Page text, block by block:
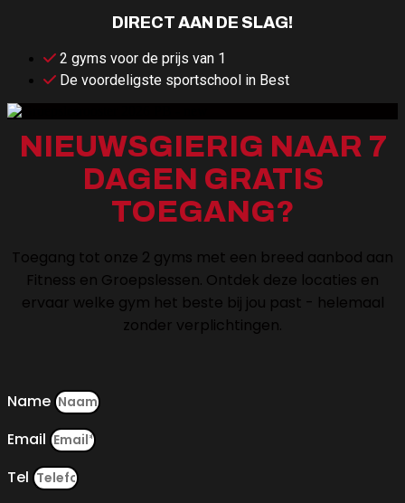
DIRECT AAN DE SLAG!
2 gyms voor de prijs van 1
De voordeligste sportschool in Best
NIEUWSGIERIG NAAR 7
DAGEN GRATIS
TOEGANG?
Toegang tot onze 2 gyms met een breed aanbod aan
Fitness en Groepslessen. Ontdek deze locaties en
ervaar welke gym het beste bij jou past - helemaal
zonder verplichtingen.
Name
Email
Tel